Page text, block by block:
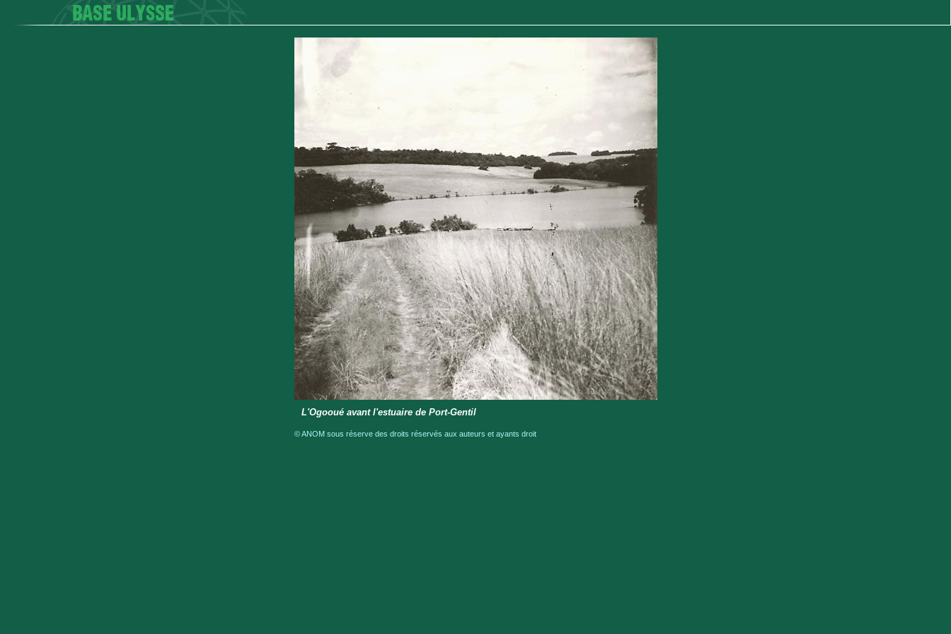
L'Ogooué avant l'estuaire de Port-Gentil
© ANOM sous réserve des droits réservés aux auteurs et ayants droit